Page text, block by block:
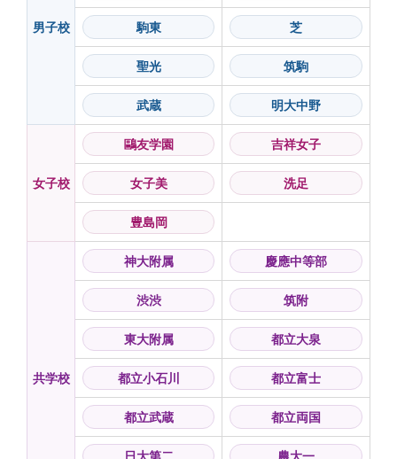
男子校 駒東 芝
聖光 筑駒
武蔵 明大中野
女子校
鷗友学園 吉祥女子
女子美 洗足
豊島岡
共学校
神大附属 慶應中等部
渋渋 筑附
東大附属 都立大泉
都立小石川 都立富士
都立武蔵 都立両国